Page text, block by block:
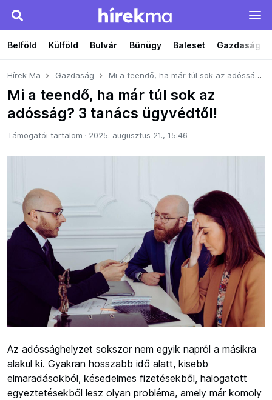
Belföld Külföld Bulvár Bűnügy Baleset Gazdaság
Hírek Ma Gazdaság Mi a teendő, ha már túl sok az adósság? 3 tanács ügyvédtől!
Mi a teendő, ha már túl sok az
adósság? 3 tanács ügyvédtől!
Támogatói tartalom 2025. augusztus 21., 15:46
Az adóssághelyzet sokszor nem egyik napról a másikra
alakul ki. Gyakran hosszabb idő alatt, kisebb
elmaradásokból, késedelmes fizetésekből, halogatott
egyeztetésekből lesz olyan probléma, amely már komoly